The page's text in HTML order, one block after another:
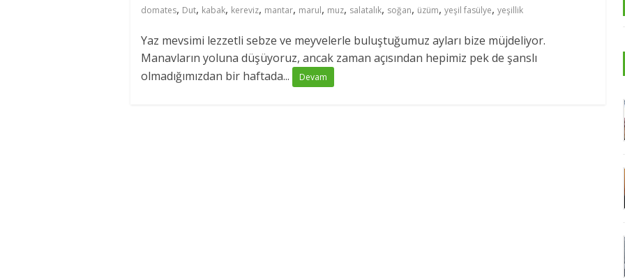
domates, Dut, kabak, kereviz, mantar, marul, muz, salatalık, soğan, üzüm, yeşil fasülye, yeşillik
Yaz mevsimi lezzetli sebze ve meyvelerle buluştuğumuz ayları bize müjdeliyor.
Manavların yoluna düşüyoruz, ancak zaman açısından hepimiz pek de şanslı
olmadığımızdan bir haftada...
Devam